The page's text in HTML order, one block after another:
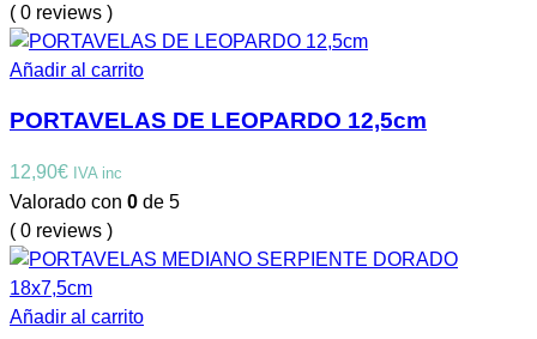
( 0 reviews )
Añadir al carrito
PORTAVELAS DE LEOPARDO 12,5cm
12,90€ IVA inc
Valorado con 0 de 5
( 0 reviews )
Añadir al carrito